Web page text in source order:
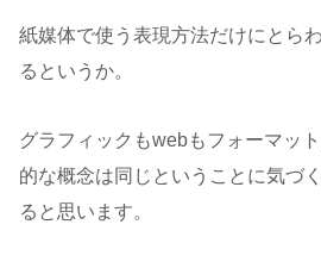
紙媒体で使う表現方法だけにとら
るというか。
グラフィックもwebもフォーマッ
的な概念は同じということに気づ
ると思います。